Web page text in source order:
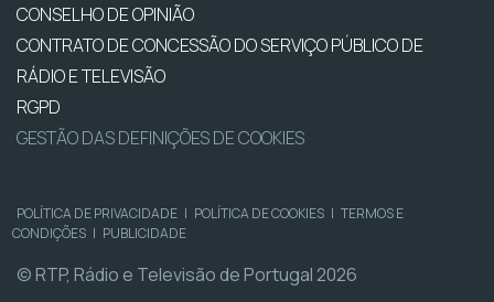
CONSELHO DE OPINIÃO
CONTRATO DE CONCESSÃO DO SERVIÇO PÚBLICO DE
RÁDIO E TELEVISÃO
RGPD
GESTÃO DAS DEFINIÇÕES DE COOKIES
POLÍTICA DE PRIVACIDADE | POLÍTICA DE COOKIES | TERMOS E
CONDIÇÕES | PUBLICIDADE
© RTP, Rádio e Televisão de Portugal 2026